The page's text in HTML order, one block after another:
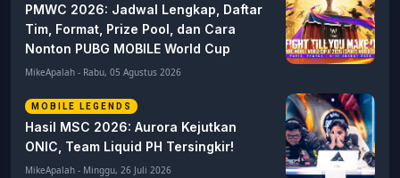
PMWC 2026: Jadwal Lengkap, Daftar
Tim, Format, Prize Pool, dan Cara
Nonton PUBG MOBILE World Cup
MikeApalah - Rabu, 05 Agustus 2026
MOBILE LEGENDS
Hasil MSC 2026: Aurora Kejutkan
ONIC, Team Liquid PH Tersingkir!
MikeApalah - Minggu, 26 Juli 2026